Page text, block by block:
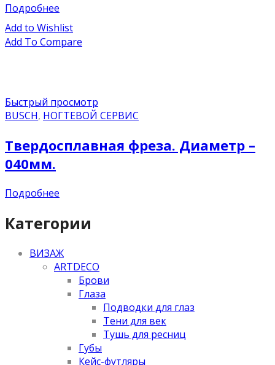
Подробнее
Add to Wishlist
Add To Compare
Быстрый просмотр
BUSCH, НОГТЕВОЙ СЕРВИС
Твердосплавная фреза. Диаметр –
040мм.
Подробнее
Категории
ВИЗАЖ
ARTDECO
Брови
Глаза
Подводки для глаз
Тени для век
Тушь для ресниц
Губы
Кейс-футляры